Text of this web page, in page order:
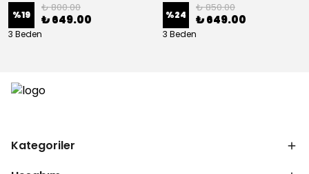
%19
₺ 800.00
₺ 649.00
3 Beden
%24
₺ 850.00
₺ 649.00
3 Beden
Kategoriler